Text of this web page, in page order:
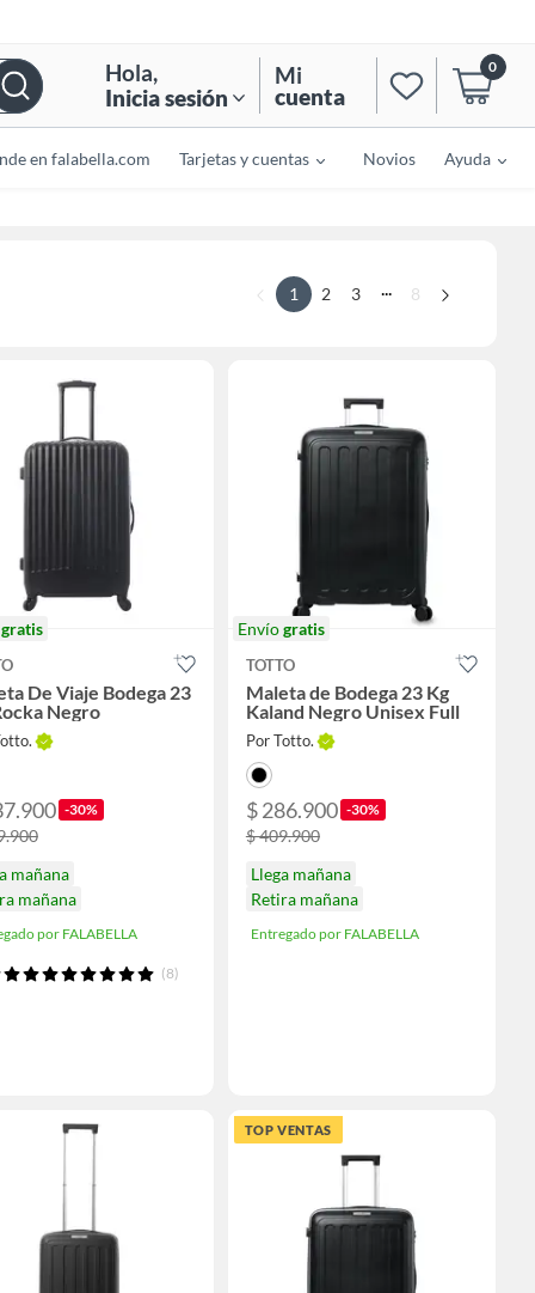
Hola,
Inicia sesión
Mi
cuenta
0
en falabella.com Tarjetas y cuentas Novios Ayuda
1 2 3 ... 8
gratis
De Viaje Bodega 23
Negro
-30%
mañana
mañana
por FALABELLA
(8)
Envíogratis
TOTTO
Maleta de Bodega 23 Kg
Kaland Negro Unisex Full
Por Totto.
$ 286.900 -30%
$ 409.900
Llega mañana
Retira mañana
Entregado por FALABELLA
TOP VENTAS